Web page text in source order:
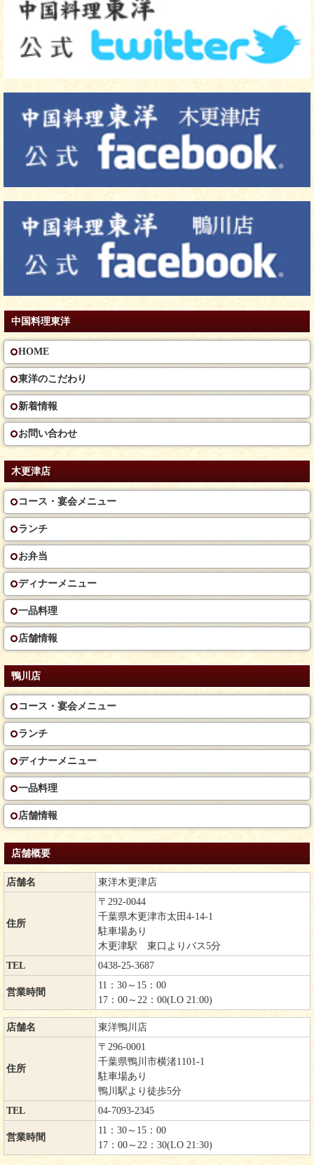
中国料理東洋
HOME
東洋のこだわり
新着情報
お問い合わせ
木更津店
コース・宴会メニュー
ランチ
お弁当
ディナーメニュー
一品料理
店舗情報
鴨川店
コース・宴会メニュー
ランチ
ディナーメニュー
一品料理
店舗情報
店舗概要
店舗名 東洋木更津店
住所
〒292-0044
千葉県木更津市太田4-14-1
駐車場あり
木更津駅 東口よりバス5分
TEL
0438-25-3687
営業時間
11：30～15：00
17：00～22：00(LO 21:00)
店舗名 東洋鴨川店
住所
〒296-0001
千葉県鴨川市横渚1101-1
駐車場あり
鴨川駅より徒歩5分
TEL
04-7093-2345
営業時間
11：30～15：00
17：00～22：30(LO 21:30)